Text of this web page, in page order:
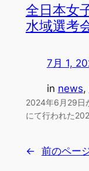
全日本女
水域選考
7月 1,
in news,
2024年6月29日
にて行われた
← 前のペー